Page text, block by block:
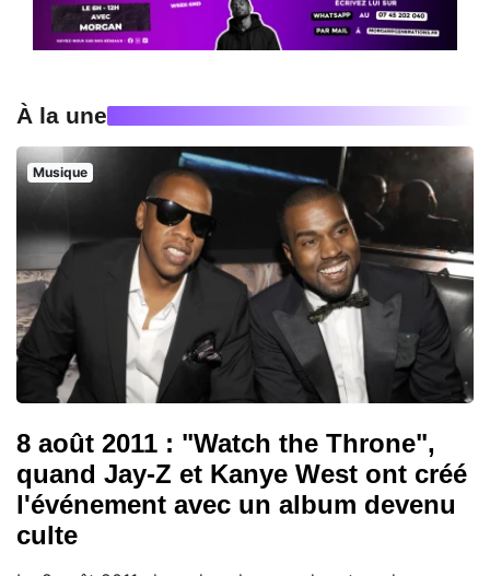
À la une
Musique
8 août 2011 : "Watch the Throne",
quand Jay-Z et Kanye West ont créé
l'événement avec un album devenu
culte